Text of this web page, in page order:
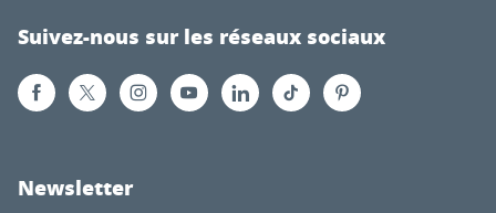
Suivez-nous sur les réseaux sociaux
Newsletter